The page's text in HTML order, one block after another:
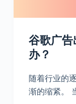
谷歌广
办？
随着行业的
渐的缩紧。